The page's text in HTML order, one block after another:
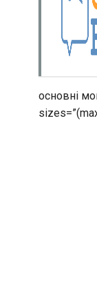
основні